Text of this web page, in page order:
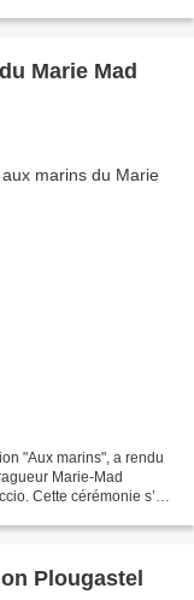
Marie Mad
"Aux marins", a rendu
Marie-Mad
Cette cérémonie s’est
Plougastel